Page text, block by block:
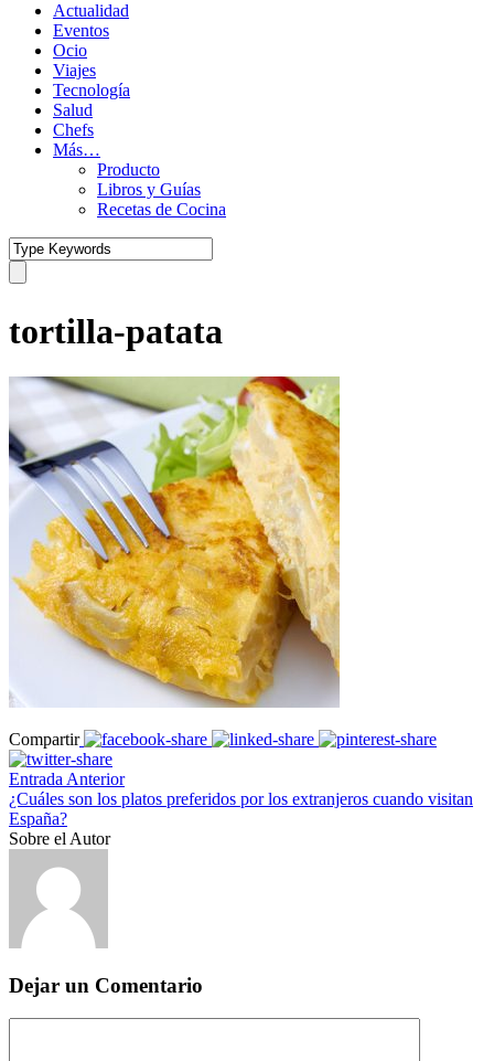
Actualidad
Eventos
Ocio
Viajes
Tecnología
Salud
Chefs
Más…
Producto
Libros y Guías
Recetas de Cocina
tortilla-patata
Compartir
Entrada Anterior
¿Cuáles son los platos preferidos por los extranjeros cuando visitan
España?
Sobre el Autor
Dejar un Comentario